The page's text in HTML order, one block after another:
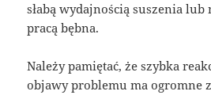
słabą wydajnością suszenia
pracą bębna.
Należy pamiętać, że szybka
objawy problemu ma ogromne